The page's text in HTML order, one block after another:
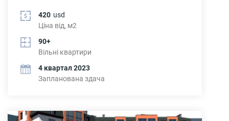
420 usd
Ціна від, м2
90+
Вільні квартири
4 квартал 2023
Запланована здача